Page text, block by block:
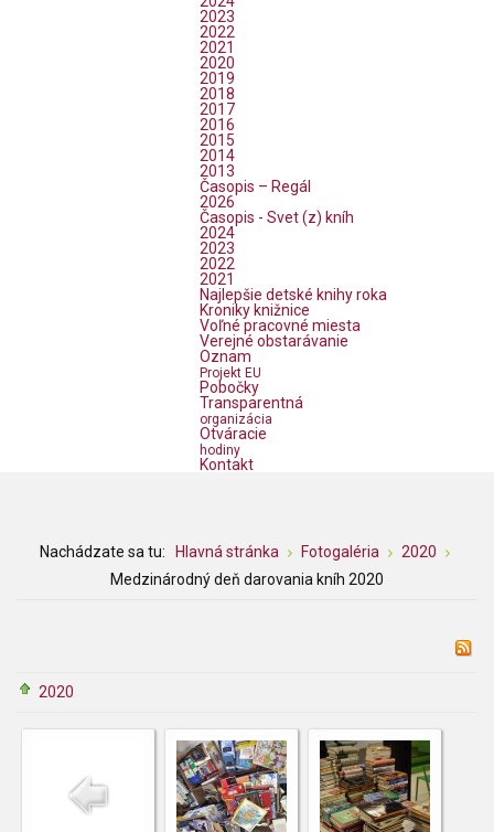
2023
2022
2021
2020
2019
2018
2017
2016
2015
2014
2013
Časopis – Regál
2026
Časopis - Svet (z) kníh
2024
2023
2022
2021
Najlepšie detské knihy roka
Kroniky knižnice
Voľné pracovné miesta
Verejné obstarávanie
Oznam
Projekt EU
Pobočky
Transparentná
organizácia
Otváracie
hodiny
Kontakt
Nachádzate sa tu: Hlavná stránka Fotogaléria
2020
Medzinárodný deň darovania kníh 2020
2020